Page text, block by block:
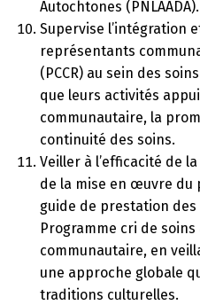
Autochtones (PNLAADA).
Supervise l’intégration
représentants
(PCCR) au sein des
que leurs activités
communautaire, la
continuité des soins.
Veiller à l’efficacité de
de la mise en œuvre du
guide de prestation
Programme cri de
communautaire, en
une approche globale
traditions culturelles.